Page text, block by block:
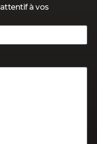
à vos